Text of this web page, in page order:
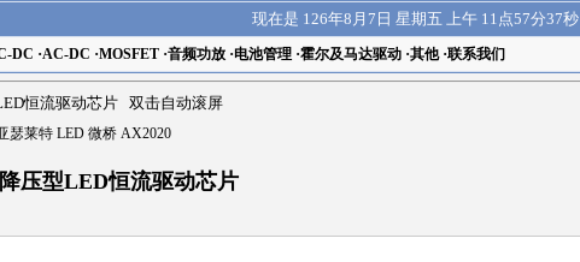
现在是 126年8月7日 星期五 上午 11点57分37秒
DC ·AC-DC ·MOSFET·音频功放·电池管理·霍尔及马达驱动·其他·联系我们
恒流驱动芯片 双击自动滚屏
瑟莱特 LED 微桥 AX2020
压型LED恒流驱动芯片